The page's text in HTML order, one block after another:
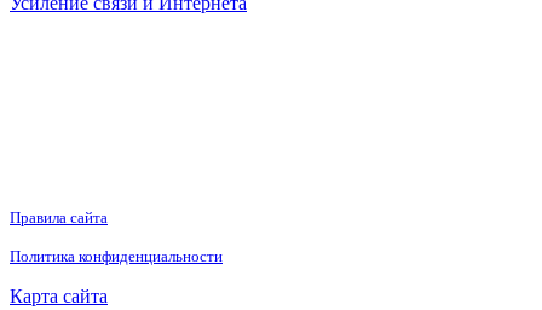
Правила сайта
Политика конфиденциальности
Карта сайта